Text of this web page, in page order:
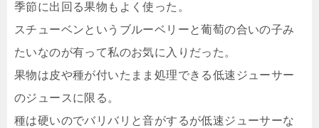
季節に出回る果物もよく使った。
スチューベンというブルーベリーと葡萄の合いの子み
たいなのが有って私のお気に入りだった。
果物は皮や種が付いたまま処理できる低速ジューサー
のジュースに限る。
種は硬いのでバリバリと音がするが低速ジューサーな